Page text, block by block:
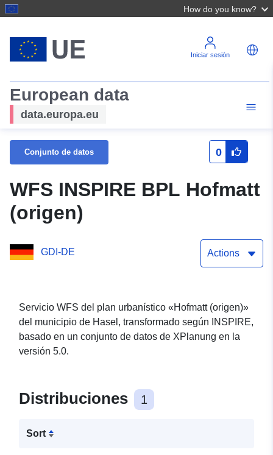
How do you know?
Iniciar sesión
European data
data.europa.eu
Conjunto de datos 0
WFS INSPIRE BPL Hofmatt
(origen)
GDI-DE Actions
Servicio WFS del plan urbanístico «Hofmatt (origen)»
del municipio de Hasel, transformado según INSPIRE,
basado en un conjunto de datos de XPlanung en la
versión 5.0.
Distribuciones 1
Sort